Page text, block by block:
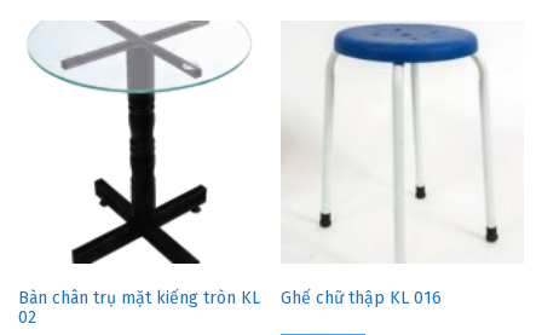
Bàn chân trụ mặt kiếng tròn KL
02
Ghế chữ thập KL 016